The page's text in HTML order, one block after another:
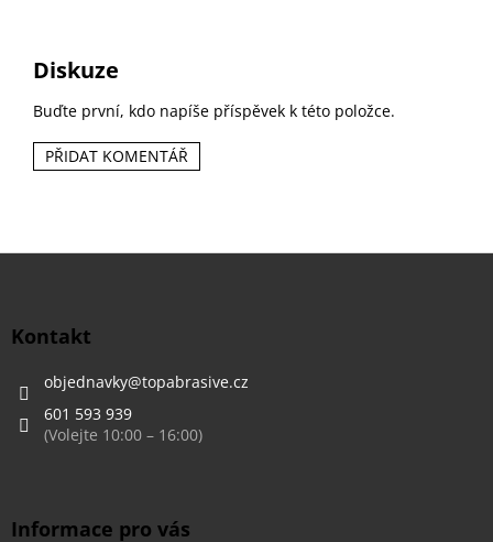
Diskuze
Buďte první, kdo napíše příspěvek k této položce.
PŘIDAT KOMENTÁŘ
Z
Kontakt
objednavky@topabrasive.cz
601 593 939
Informace pro vás